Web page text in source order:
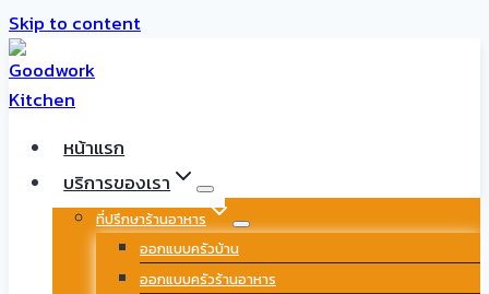
Skip to content
หน้าแรก
บริการของเรา
ที่ปรึกษาร้านอาหาร
ออกแบบครัวบ้าน
ออกแบบครัวร้านอาหาร